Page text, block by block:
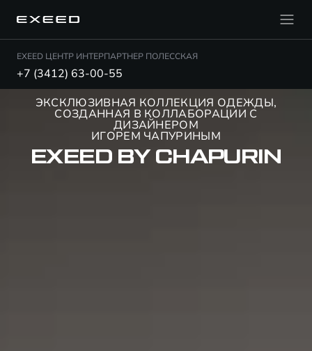
EXEED ЦЕНТР ИНТЕРПАРТНЕР ПОЛЕССКАЯ
+7 (3412) 63-00-55
ЭКСКЛЮЗИВНАЯ КОЛЛЕКЦИЯ ОДЕЖДЫ,
СОЗДАННАЯ В КОЛЛАБОРАЦИИ С
ДИЗАЙНЕРОМ
ИГОРЕМ ЧАПУРИНЫМ
EXEED BY CHAPURIN